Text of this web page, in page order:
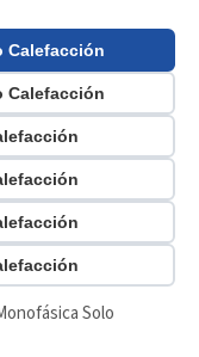
Calefacción
Calefacción
Solo